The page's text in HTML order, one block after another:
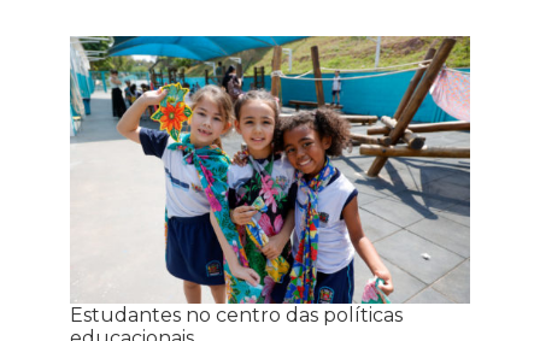
Estudantes no centro das políticas